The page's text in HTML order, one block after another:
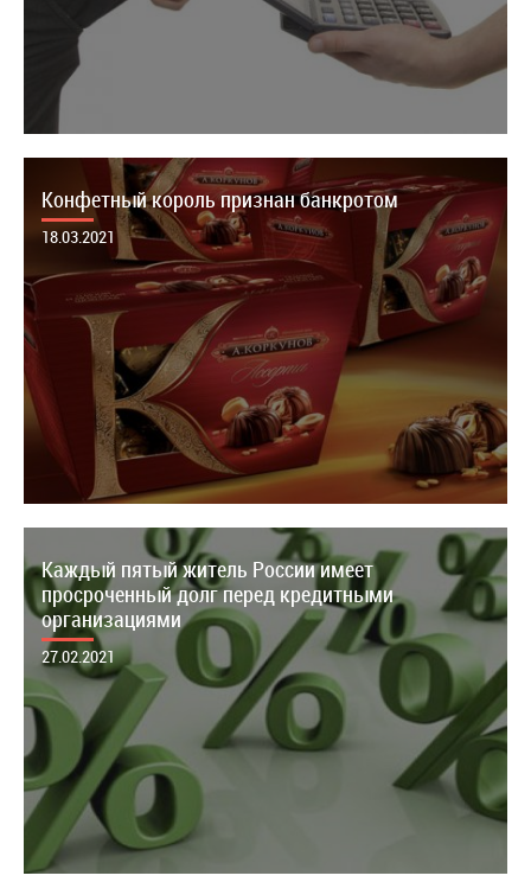
Конфетный король признан банкротом
18.03.2021
Каждый пятый житель России имеет
просроченный долг перед кредитными
организациями
27.02.2021